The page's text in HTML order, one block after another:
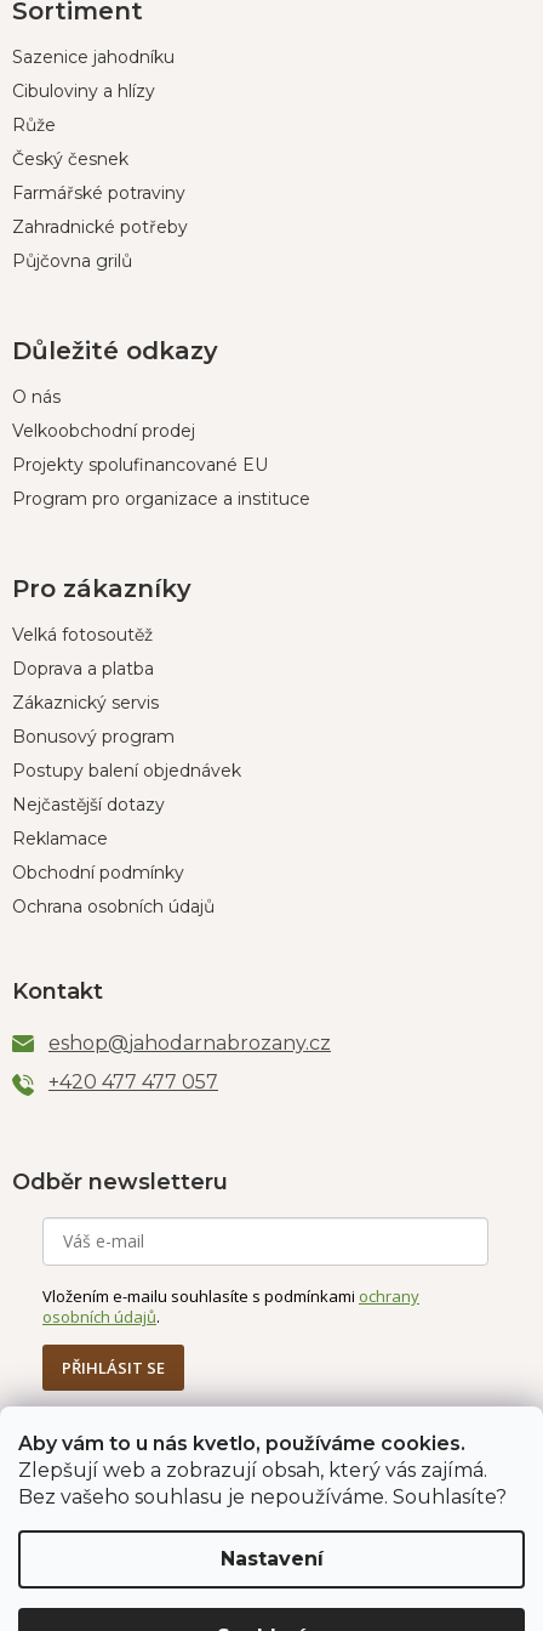
Aby vám to u nás kvetlo, používáme cookies.
Zlepšují web a zobrazují obsah, který vás zajímá.
Bez vašeho souhlasu je nepoužíváme. Souhlasíte?
Nastavení
á
a
Sortiment
Sazenice jahodníku
Cibuloviny a hlízy
Růže
Český česnek
Farmářské potraviny
Zahradnické potřeby
Půjčovna grilů
Důležité odkazy
O nás
Velkoobchodní prodej
Projekty spolufinancované EU
Program pro organizace a instituce
Pro zákazníky
Velká fotosoutěž
Doprava a platba
Zákaznický servis
Bonusový program
Postupy balení objednávek
Nejčastější dotazy
Reklamace
Obchodní podmínky
Ochrana osobních údajů
Kontakt
eshop@jahodarnabrozany.cz
+420 477 477 057
Odběr newsletteru
Vložením e-mailu souhlasíte s podmínkami ochrany
osobních údajů.
PŘIHLÁSIT SE
Jahodárna Brozany Obchodní podmínky
Podmínky ochrany údajů
Vytvořil Shoptet Premium